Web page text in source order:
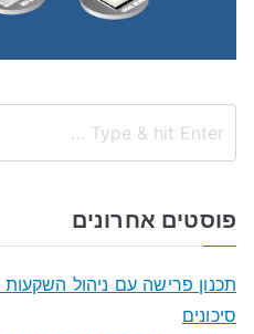
פוסטים אחרונים
תכנון פרישה עם ניהול
סיכונים